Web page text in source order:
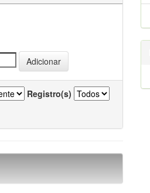
Registro(s)